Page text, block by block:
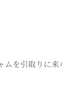
取りに来